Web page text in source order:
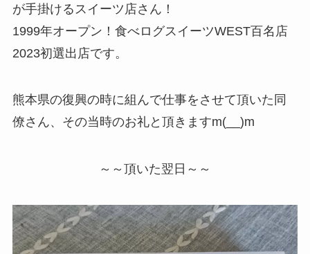
が手掛けるスイーツ店さん！
1999年オープン！食べログスイーツWEST百名店
2023初選出店です。
熊本県の復興の時に組んで仕事をさせて頂いた同
僚さん、その当時のお礼と頂きますm(__)m
～～頂いた翌日～～